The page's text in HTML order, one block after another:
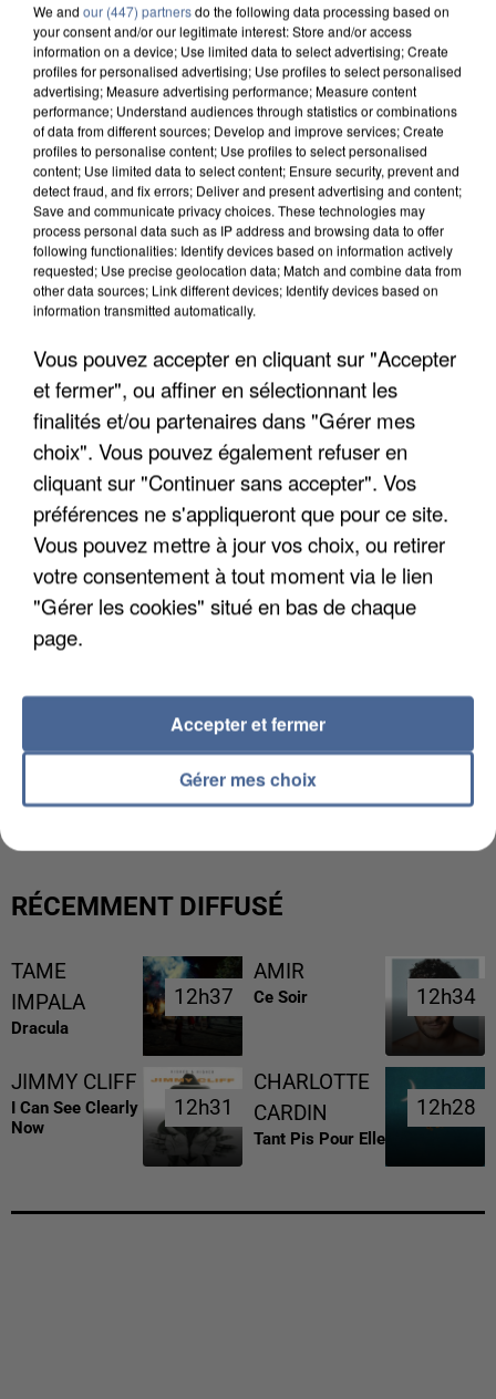
DE FAUNE SAUVAGE SONT...
L’UN DES FONDATEURS SUPPOSÉS DE LA DZ
MAFIA INTERPELLÉ EN ALGÉRIE
RÉCEMMENT DIFFUSÉ
TAME
IMPALA
Dracula
12h37
12h37
AMIR
Ce Soir 12h34
12h34
JIMMY CLIFF
I Can See Clearly
Now
12h31
12h31
CHARLOTTE
CARDIN
Tant Pis Pour Elle
12h28
12h28
We and our (447) partnersdo the following data processing based on
your consent and/or our legitimate interest: Store and/or access
information on a device; Use limited data to select advertising; Create
profiles for personalised advertising; Use profiles to select personalised
advertising; Measure advertising performance; Measure content
performance; Understand audiences through statistics or combinations
of data from different sources; Develop and improve services; Create
profiles to personalise content; Use profiles to select personalised
content; Use limited data to select content; Ensure security, prevent and
detect fraud, and fix errors; Deliver and present advertising and content;
Save and communicate privacy choices. These technologies may
process personal data such as IP address and browsing data to offer
following functionalities: Identify devices based on information actively
requested; Use precise geolocation data; Match and combine data from
other data sources; Link different devices; Identify devices based on
information transmitted automatically.
Vous pouvez accepter en cliquant sur "Accepter
et fermer", ou affiner en sélectionnant les
finalités et/ou partenaires dans "Gérer mes
choix". Vous pouvez également refuser en
cliquant sur "Continuer sans accepter". Vos
préférences ne s'appliqueront que pour ce site.
Vous pouvez mettre à jour vos choix, ou retirer
votre consentement à tout moment via le lien
"Gérer les cookies" situé en bas de chaque
page.
Gérer mes choix
Accepter et fermer